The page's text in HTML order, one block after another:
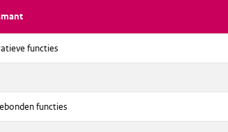
functies
functies